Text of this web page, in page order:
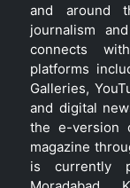
and around
journalism
connects
platforms
Galleries,
and digital
the e-version
magazine
is currently